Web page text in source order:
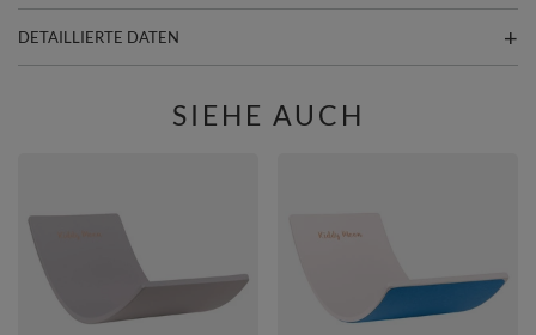
DETAILLIERTE DATEN
SIEHE AUCH